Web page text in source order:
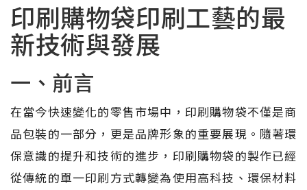
印刷購物袋印刷工藝的最
新技術與發展
一、前言
在當今快速變化的零售市場中，印刷購物袋不僅是商
品包裝的一部分，更是品牌形象的重要展現。隨著環
保意識的提升和技術的進步，印刷購物袋的製作已經
從傳統的單一印刷方式轉變為使用高科技、環保材料